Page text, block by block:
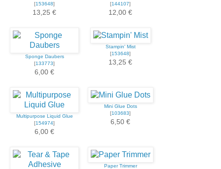
[153648]
13,25 €
[144107]
12,00 €
Sponge Daubers
[133773]
6,00 €
Stampin' Mist
[153648]
13,25 €
Multipurpose Liquid Glue
[154974]
6,00 €
Mini Glue Dots
[103683]
6,50 €
Paper Trimmer